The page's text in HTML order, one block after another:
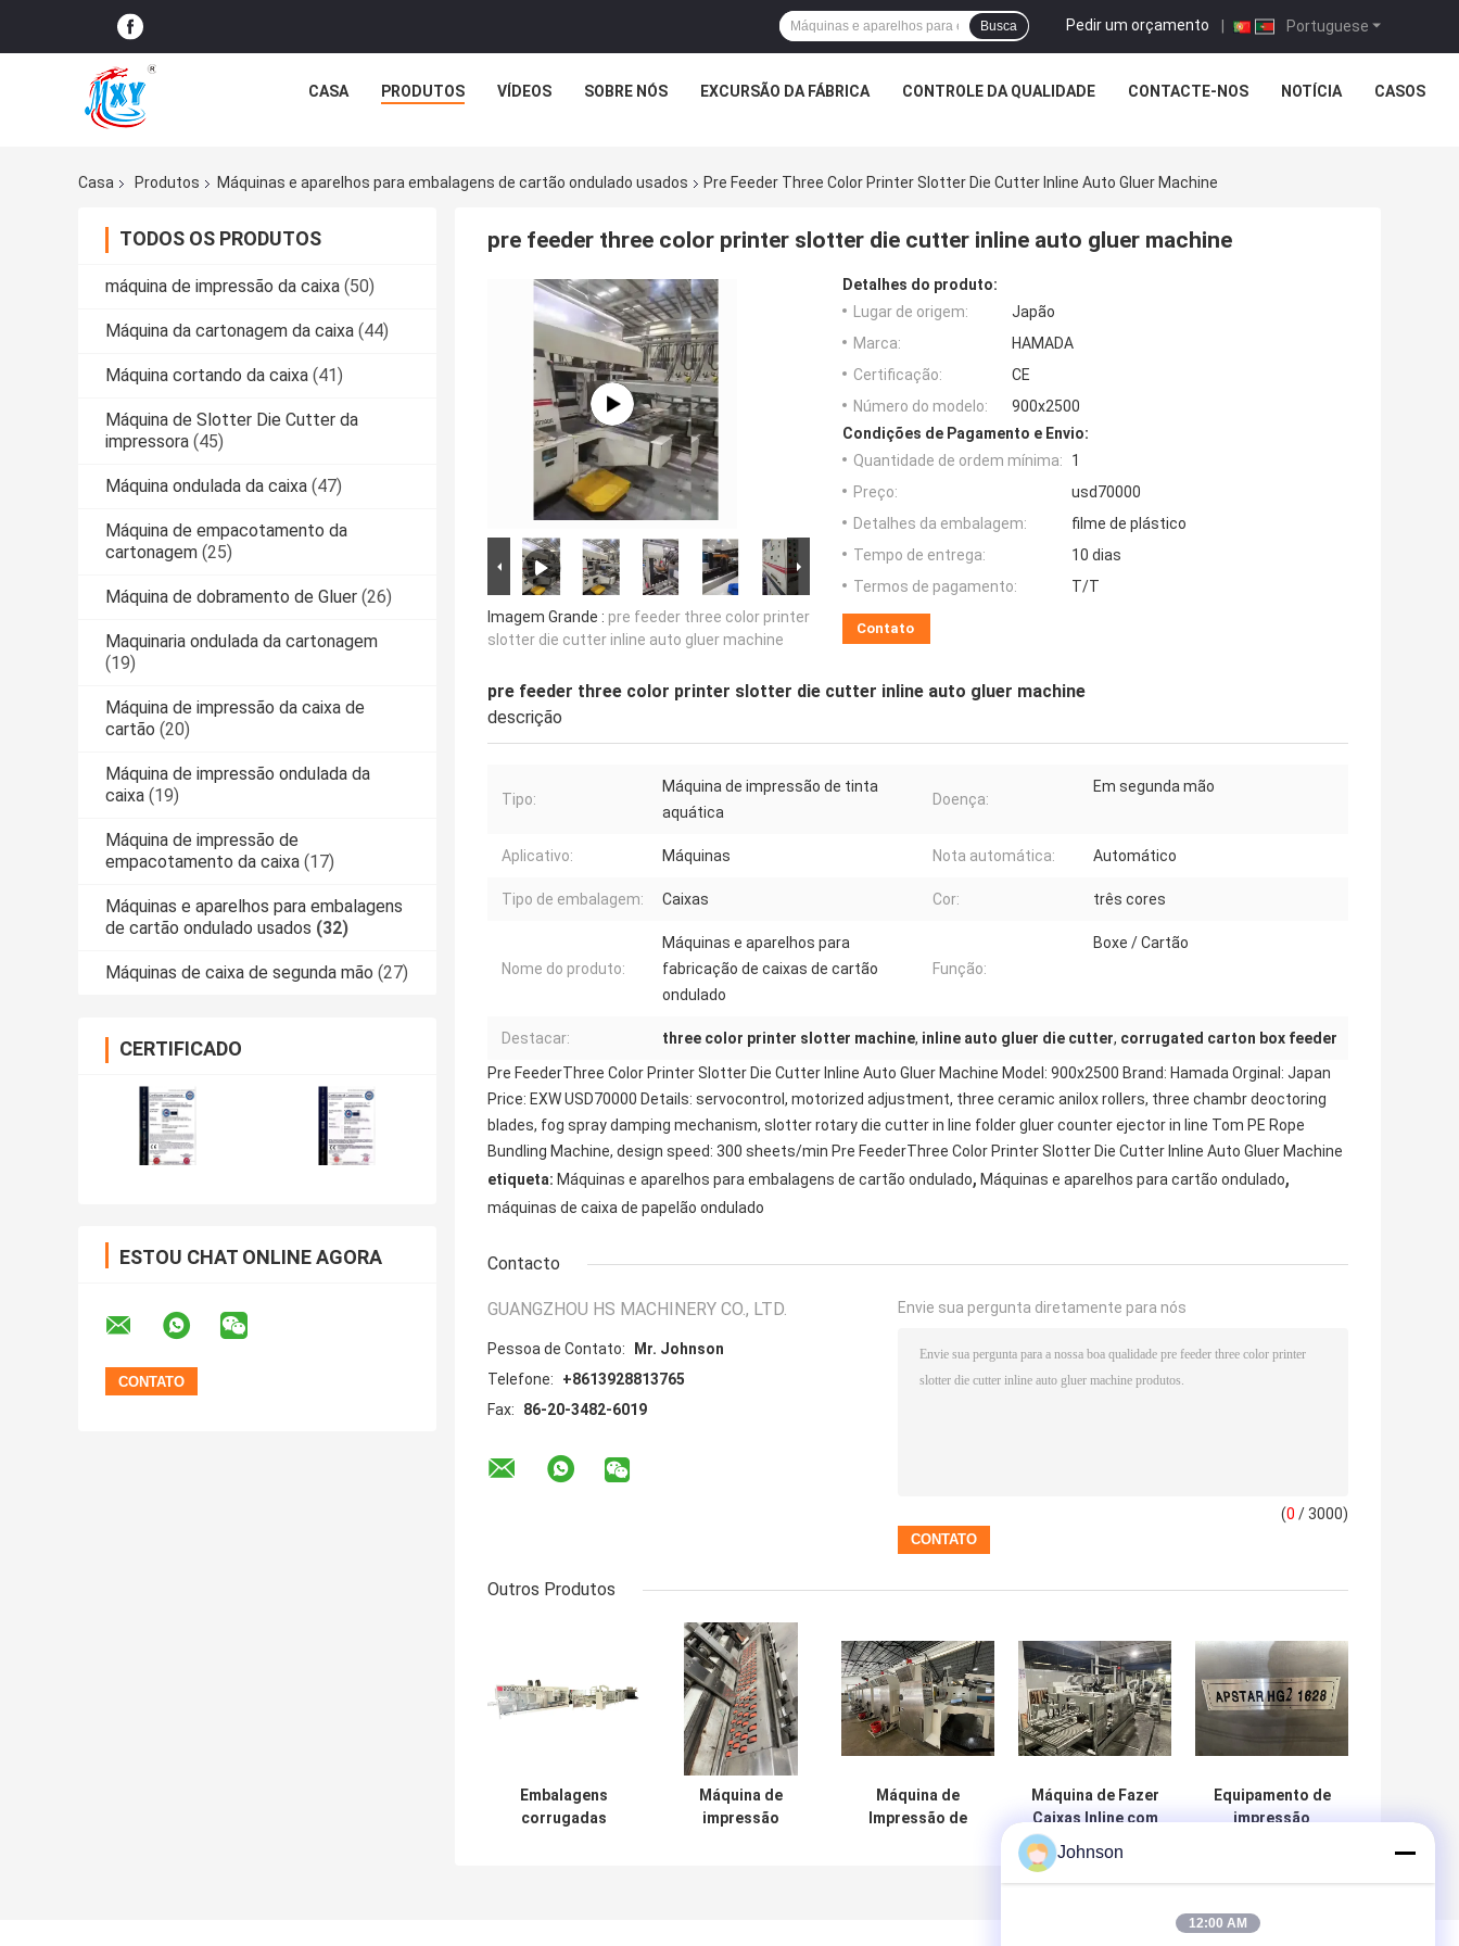
Portuguese
Pedir um orçamento |
Busca
CASA PRODUTOS VÍDEOS SOBRE NÓS EXCURSÃO DA FÁBRICA CONTROLE DA QUALIDADE CONTACTE-NOS NOTÍCIA CASOS
Casa Produtos Máquinas e aparelhos para embalagens de cartão ondulado usados Pre Feeder Three Color Printer Slotter Die Cutter Inline Auto Gluer Machine
TODOS OS PRODUTOS
máquina de impressão da caixa (50)
Máquina da cartonagem da caixa (44)
Máquina cortando da caixa (41)
Máquina de Slotter Die Cutter da
impressora (45)
Máquina ondulada da caixa (47)
Máquina de empacotamento da
cartonagem (25)
Máquina de dobramento de Gluer (26)
Maquinaria ondulada da cartonagem
(19)
Máquina de impressão da caixa de
cartão (20)
Máquina de impressão ondulada da
caixa (19)
Máquina de impressão de
empacotamento da caixa (17)
Máquinas e aparelhos para embalagens
de cartão ondulado usados (32)
Máquinas de caixa de segunda mão (27)
CERTIFICADO
ESTOU CHAT ONLINE AGORA
pre feeder three color printer slotter die cutter inline auto gluer machine
Imagem Grande : pre feeder three color printer
slotter die cutter inline auto gluer machine
Detalhes do produto:
Lugar de origem:
Japão
Marca:
HAMADA
Certificação:
CE
Número do modelo:
900x2500
Condições de Pagamento e Envio:
Quantidade de ordem mínima:
1
Preço:
usd70000
Detalhes da embalagem:
filme de plástico
Tempo de entrega:
10 dias
Termos de pagamento:
T/T
Contato
pre feeder three color printer slotter die cutter inline auto gluer machine
descrição
Tipo:
Máquina de impressão de tinta
aquática
Doença:
Em segunda mão
Aplicativo: Máquinas Nota automática: Automático
Tipo de embalagem: Caixas Cor: três cores
Nome do produto:
Máquinas e aparelhos para
fabricação de caixas de cartão
ondulado
Função:
Boxe / Cartão
Destacar: three color printer slotter machine, inline auto gluer die cutter, corrugated carton box feeder
Pre FeederThree Color Printer Slotter Die Cutter Inline Auto Gluer Machine Model: 900x2500 Brand: Hamada Orginal: Japan
Price: EXW USD70000 Details: servocontrol, motorized adjustment, three ceramic anilox rollers, three chambr deoctoring
blades, fog spray damping mechanism, slotter rotary die cutter in line folder gluer counter ejector in line Tom PE Rope
Bundling Machine, design speed: 300 sheets/min Pre FeederThree Color Printer Slotter Die Cutter Inline Auto Gluer Machine
etiqueta: Máquinas e aparelhos para embalagens de cartão ondulado, Máquinas e aparelhos para cartão ondulado,
máquinas de caixa de papelão ondulado
Contacto
GUANGZHOU HS MACHINERY CO., LTD.
Pessoa de Contato:
Mr. Johnson
Telefone:
+8613928813765
Fax:
86-20-3482-6019
Envie sua pergunta diretamente para nós
(0 / 3000)
Outros Produtos
Embalagens
corrugadas
Máquina de
impressão
Máquina de
Impressão de
Máquina de Fazer
Caixas Inline com
Cortadora e
Dobradora de
Quatro Cores
Equipamento de
impressão
inferior Dongfang
Johnson
12:00 AM